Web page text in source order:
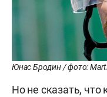
Юнас Бродин / фото:
Но не сказать, что